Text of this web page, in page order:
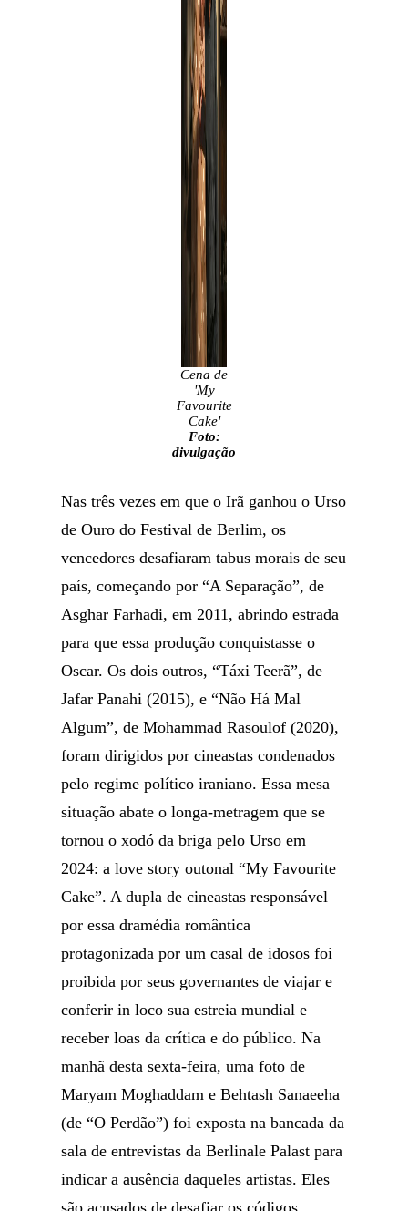
Cena de
'My
Favourite
Cake'
Foto:
divulgação
Nas três vezes em que o Irã ganhou o Urso
de Ouro do Festival de Berlim, os
vencedores desafiaram tabus morais de seu
país, começando por “A Separação”, de
Asghar Farhadi, em 2011, abrindo estrada
para que essa produção conquistasse o
Oscar. Os dois outros, “Táxi Teerã”, de
Jafar Panahi (2015), e “Não Há Mal
Algum”, de Mohammad Rasoulof (2020),
foram dirigidos por cineastas condenados
pelo regime político iraniano. Essa mesa
situação abate o longa-metragem que se
tornou o xodó da briga pelo Urso em
2024: a love story outonal “My Favourite
Cake”. A dupla de cineastas responsável
por essa dramédia romântica
protagonizada por um casal de idosos foi
proibida por seus governantes de viajar e
conferir in loco sua estreia mundial e
receber loas da crítica e do público. Na
manhã desta sexta-feira, uma foto de
Maryam Moghaddam e Behtash Sanaeeha
(de “O Perdão”) foi exposta na bancada da
sala de entrevistas da Berlinale Palast para
indicar a ausência daqueles artistas. Eles
são acusados de desafiar os códigos